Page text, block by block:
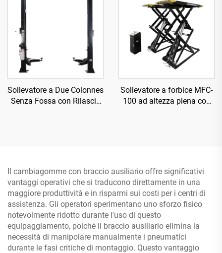
Sollevatore a Due Colonnes
Senza Fossa con Rilascio
Sollevatore a forbice MFC-
100 ad altezza piena con
Il cambiagomme con braccio ausiliario offre significativi
vantaggi operativi che si traducono direttamente in una
maggiore produttività e in risparmi sui costi per i centri di
assistenza. Gli operatori sperimentano uno sforzo fisico
notevolmente ridotto durante l'uso di questo
equipaggiamento, poiché il braccio ausiliario elimina la
necessità di manipolare manualmente i pneumatici
durante le fasi critiche di montaggio. Questo vantaggio